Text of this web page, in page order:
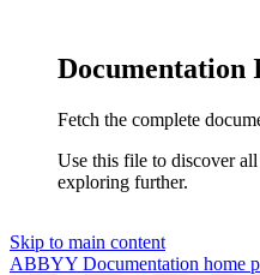
Documentation
Fetch the complete
Use this file to discover
exploring further.
Skip to main content
ABBYY Documentation home